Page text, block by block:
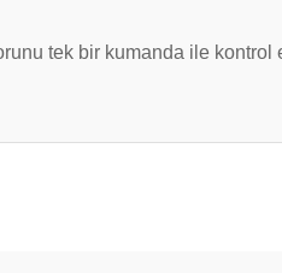
tek bir kumanda ile kontrol